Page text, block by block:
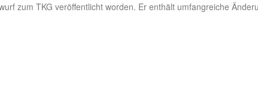
zum TKG ver­öf­fent­licht wor­den. Er ent­hält umfang­rei­che